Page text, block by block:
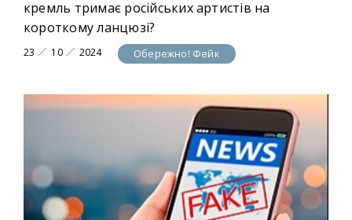
кремль тримає російських артистів на
короткому ланцюзі?
23 10 2024 Обережно! Фейк